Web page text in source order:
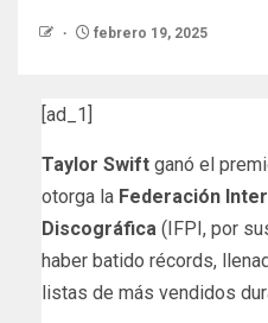
febrero 19, 2025
[ad_1]
Taylor Swift ganó el
otorga la Federación
Discográfica (IFPI, por
haber batido récords,
listas de más vendidos